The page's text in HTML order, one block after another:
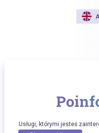
Usługi, którymi jesteś